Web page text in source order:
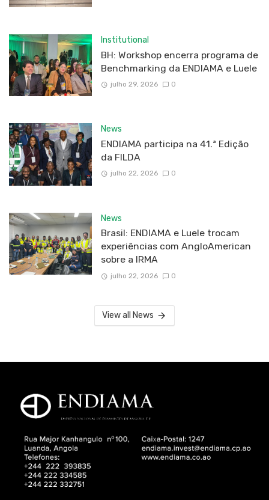
Institutional
BH: Workshop encerra programa de
Benchmarking da ENDIAMA e Luele
julho 29, 2026 0
News
ENDIAMA participa na 41.ª Edição
da FILDA
julho 22, 2026 0
News
Brasil: ENDIAMA e Luele trocam
experiências com AngloAmerican
sobre a IRMA
julho 22, 2026 0
View all News